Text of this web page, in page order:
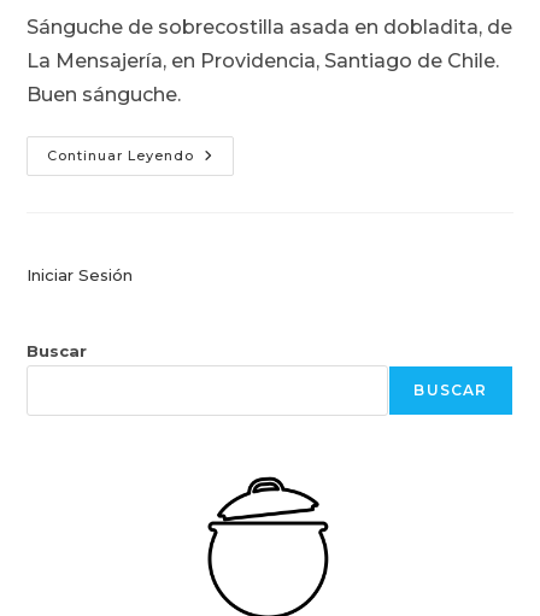
entrada:
Sánguche de sobrecostilla asada en dobladita, de
La Mensajería, en Providencia, Santiago de Chile.
Buen sánguche.
Continuar Leyendo Sánguche
En
Iniciar Sesión
Buscar
BUSCAR